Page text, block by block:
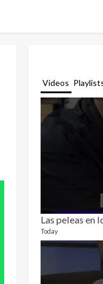
Videos
Las peleas en
Today